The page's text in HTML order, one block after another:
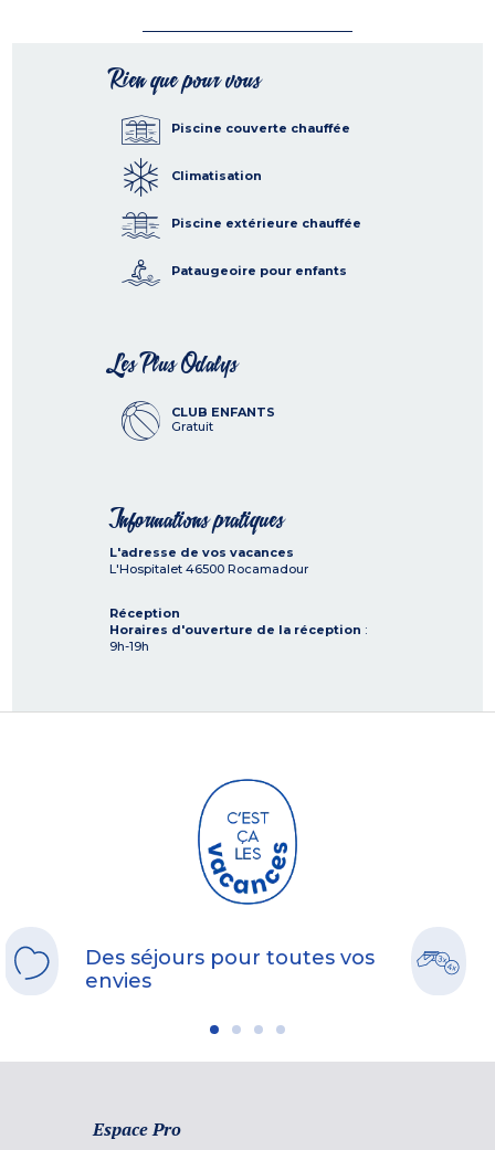
Rien que pour vous
Piscine couverte chauffée
Climatisation
Piscine extérieure chauffée
Pataugeoire pour enfants
Les Plus Odalys
CLUB ENFANTS
Gratuit
Informations pratiques
L'adresse de vos vacances
L'Hospitalet 46500 Rocamadour
Réception
Horaires d'ouverture de la réception :
9h-19h
Des séjours pour toutes vos
envies
Espace Pro